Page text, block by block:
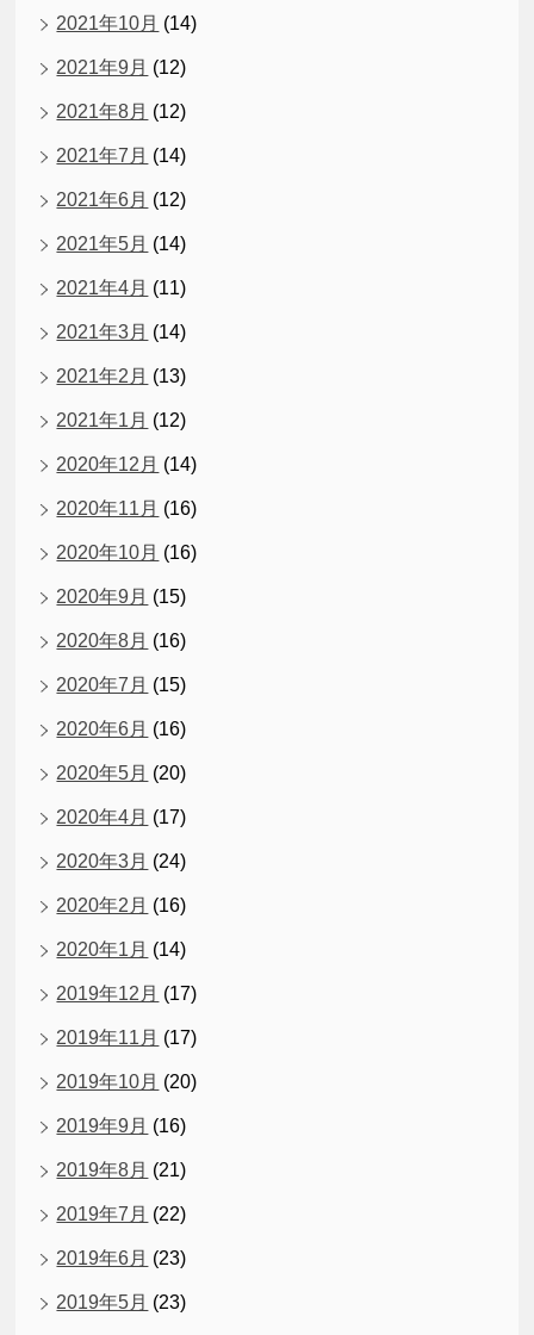
2021年10月 (14)
2021年9月 (12)
2021年8月 (12)
2021年7月 (14)
2021年6月 (12)
2021年5月 (14)
2021年4月 (11)
2021年3月 (14)
2021年2月 (13)
2021年1月 (12)
2020年12月 (14)
2020年11月 (16)
2020年10月 (16)
2020年9月 (15)
2020年8月 (16)
2020年7月 (15)
2020年6月 (16)
2020年5月 (20)
2020年4月 (17)
2020年3月 (24)
2020年2月 (16)
2020年1月 (14)
2019年12月 (17)
2019年11月 (17)
2019年10月 (20)
2019年9月 (16)
2019年8月 (21)
2019年7月 (22)
2019年6月 (23)
2019年5月 (23)